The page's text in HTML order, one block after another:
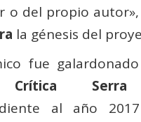
o del propio
la génesis del
fue
Crítica Serra
al año